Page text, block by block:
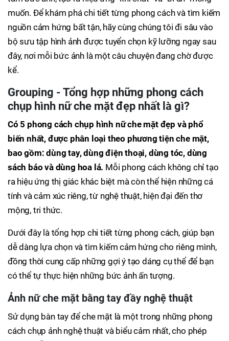
muốn. Để khám phá chi tiết từng phong cách và tìm kiếm
nguồn cảm hứng bất tận, hãy cùng chúng tôi đi sâu vào
bộ sưu tập hình ảnh được tuyển chọn kỹ lưỡng ngay sau
đây, nơi mỗi bức ảnh là một câu chuyện đang chờ được
kể.
Grouping - Tổng hợp những phong cách
chụp hình nữ che mặt đẹp nhất là gì?
Có 5 phong cách chụp hình nữ che mặt đẹp và phổ
biến nhất, được phân loại theo phương tiện che mặt,
bao gồm: dùng tay, dùng điện thoại, dùng tóc, dùng
sách báo và dùng hoa lá. Mỗi phong cách không chỉ tạo
ra hiệu ứng thị giác khác biệt mà còn thể hiện những cá
tính và cảm xúc riêng, từ nghệ thuật, hiện đại đến thơ
mộng, tri thức.
Dưới đây là tổng hợp chi tiết từng phong cách, giúp bạn
dễ dàng lựa chọn và tìm kiếm cảm hứng cho riêng mình,
đồng thời cung cấp những gợi ý tạo dáng cụ thể để bạn
có thể tự thực hiện những bức ảnh ấn tượng.
Ảnh nữ che mặt bằng tay đầy nghệ thuật
Sử dụng bàn tay để che mặt là một trong những phong
cách chụp ảnh nghệ thuật và biểu cảm nhất, cho phép